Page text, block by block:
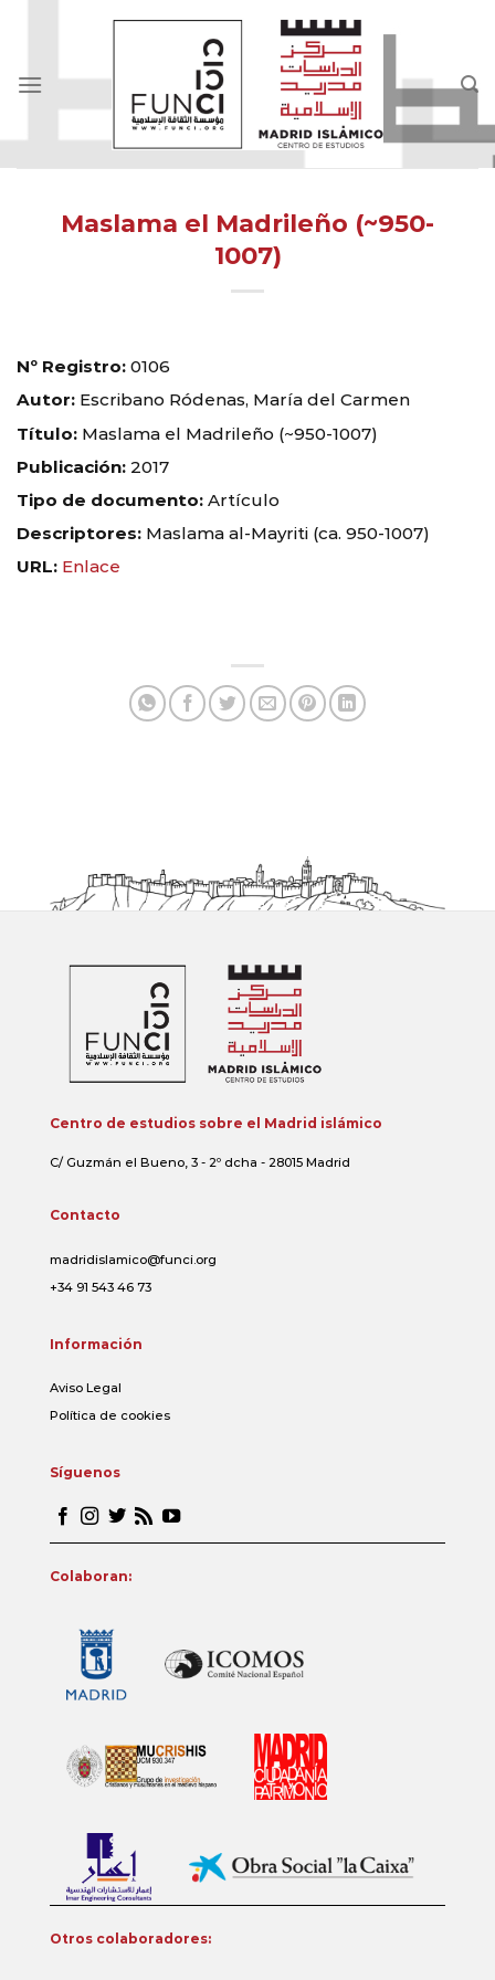
Maslama el Madrileño (~950-
1007)
Nº Registro: 0106
Autor: Escribano Ródenas, María del Carmen
Título: Maslama el Madrileño (~950-1007)
Publicación: 2017
Tipo de documento: Artículo
Descriptores: Maslama al-Mayriti (ca. 950-1007)
URL: Enlace
Centro de estudios sobre el Madrid islámico
C/ Guzmán el Bueno, 3 - 2º dcha - 28015 Madrid
Contacto
madridislamico@funci.org
+34 91 543 46 73
Información
Aviso Legal
Política de cookies
Síguenos
Colaboran:
Otros colaboradores: